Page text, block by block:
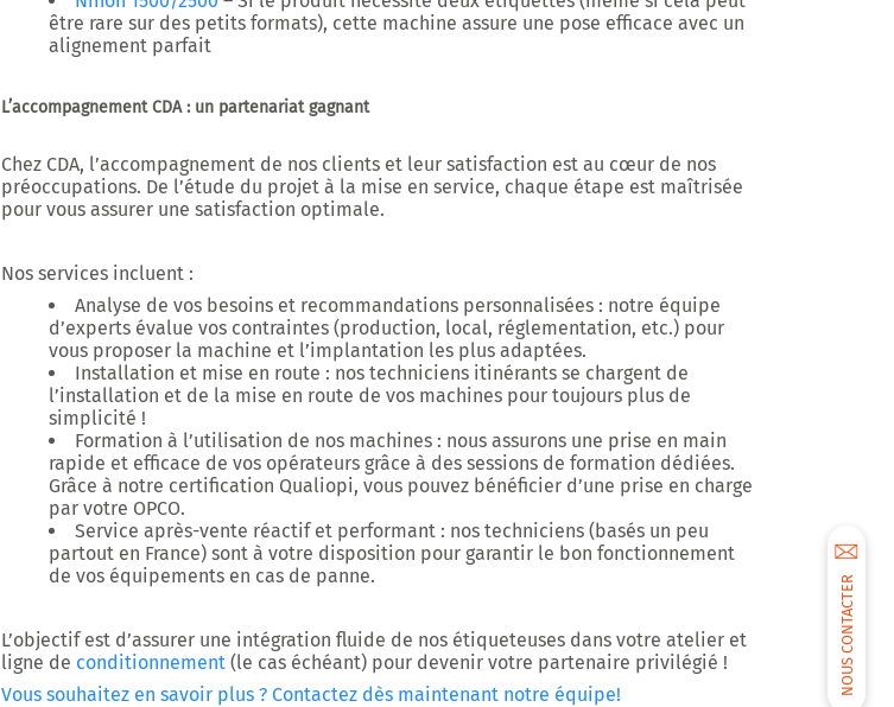
NOUS CONTACTER
être rare sur des petits formats), cette machine assure une pose efficace avec un
alignement parfait
L’accompagnement CDA : un partenariat gagnant
Chez CDA, l’accompagnement de nos clients et leur satisfaction est au cœur de nos
préoccupations. De l’étude du projet à la mise en service, chaque étape est maîtrisée
pour vous assurer une satisfaction optimale.
Nos services incluent :
Analyse de vos besoins et recommandations personnalisées : notre équipe
d’experts évalue vos contraintes (production, local, réglementation, etc.) pour
vous proposer la machine et l’implantation les plus adaptées.
Installation et mise en route : nos techniciens itinérants se chargent de
l’installation et de la mise en route de vos machines pour toujours plus de
simplicité !
Formation à l’utilisation de nos machines : nous assurons une prise en main
rapide et efficace de vos opérateurs grâce à des sessions de formation dédiées.
Grâce à notre certification Qualiopi, vous pouvez bénéficier d’une prise en charge
par votre OPCO.
Service après-vente réactif et performant : nos techniciens (basés un peu
partout en France) sont à votre disposition pour garantir le bon fonctionnement
de vos équipements en cas de panne.
L’objectif est d’assurer une intégration fluide de nos étiqueteuses dans votre atelier et
ligne de conditionnement (le cas échéant) pour devenir votre partenaire privilégié !
Vous souhaitez en savoir plus ? Contactez dès maintenant notre équipe!